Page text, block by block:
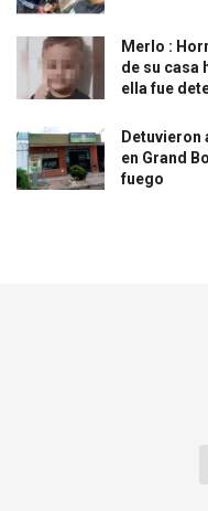
Merlo :
de su casa
ella fue
Detuvieron
en Grand
fuego